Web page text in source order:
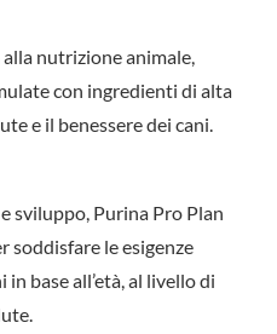
nutrizione animale,
con ingredienti di alta
e il benessere dei cani.
sviluppo, Purina Pro Plan
le esigenze
base all’età, al livello di